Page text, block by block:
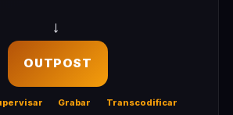
→
OUTPOST
Grabar
Transcodificar